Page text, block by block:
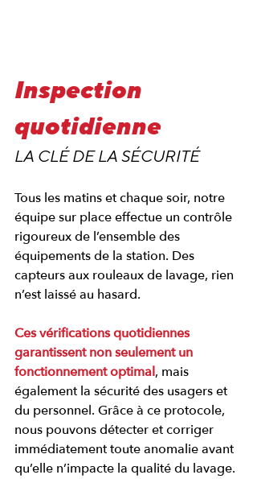
Inspection
quotidienne
LA CLÉ DE LA SÉCURITÉ
Tous les matins et chaque soir, notre
équipe sur place effectue un contrôle
rigoureux de l’ensemble des
équipements de la station. Des
capteurs aux rouleaux de lavage, rien
n’est laissé au hasard.
Ces vérifications quotidiennes
garantissent non seulement un
fonctionnement optimal, mais
également la sécurité des usagers et
du personnel. Grâce à ce protocole,
nous pouvons détecter et corriger
immédiatement toute anomalie avant
qu’elle n’impacte la qualité du lavage.